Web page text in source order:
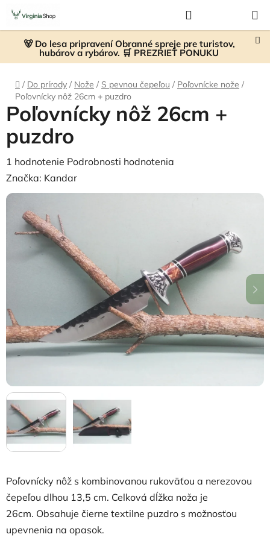
Prejsť
obsah
🐻 Do lesa pripravení Obranné spreje pre turistov,
hubárov a rybárov. 🛒 PREZRIEŤ PONUKU
KOŠÍK
Domov
/ Do prírody / Nože / S pevnou čepeľou / Poľovnícke nože /
Poľovnícky nôž 26cm + puzdro
Poľovnícky nôž s kombinovanou rukoväťou a nerezovou
čepeľou dlhou 13,5 cm. Celková dĺžka noža je
26cm. Obsahuje čierne textilne puzdro s možnosťou
upevnenia na opasok.
Poľovnícky nôž 26cm +
puzdro
Priemerné
hodnotenie
produktu
1 hodnotenie Podrobnosti hodnotenia
Značka: Kandar